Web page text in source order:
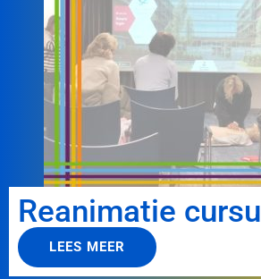
Reanimatie
LEES MEER